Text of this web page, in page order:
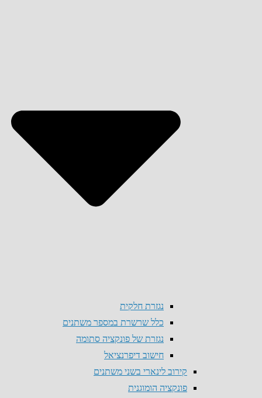
נגזרת חלקית
כלל שרשרת במספר משתנים
נגזרת של פונקציה סתומה
חישוב דיפרנציאל
קירוב לינארי בשני משתנים
פונקציה הומוגנית